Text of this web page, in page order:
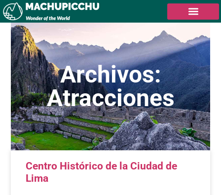
Archivos:
Atracciones
Centro Histórico de la Ciudad de
Lima